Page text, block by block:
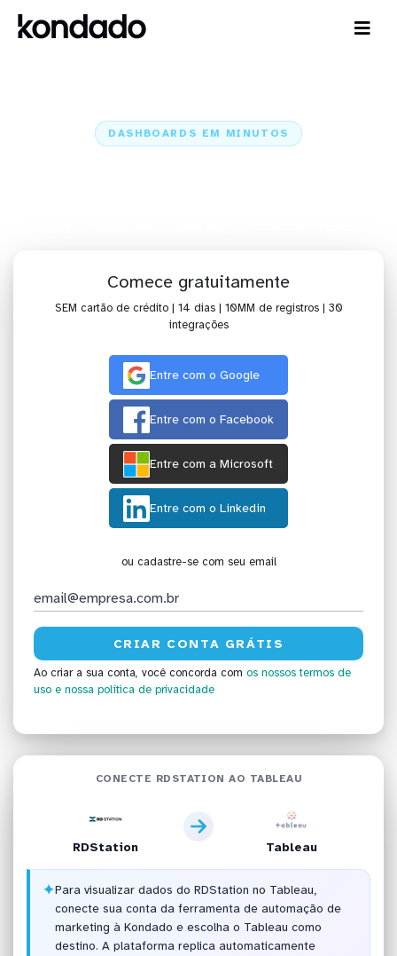
DASHBOARDS EM MINUTOS
Comece gratuitamente
SEM cartão de crédito | 14 dias | 10MM de registros | 30
integrações
Entre com o Google
Entre com o Facebook
Entre com a Microsoft
Entre com o Linkedin
ou cadastre-se com seu email
Ao criar a sua conta, você concorda com os nossos termos de
uso e nossa política de privacidade
CONECTE RDSTATION AO TABLEAU
RDStation Tableau
✦Para visualizar dados do RDStation no Tableau,
conecte sua conta da ferramenta de automação de
marketing à Kondado e escolha o Tableau como
destino. A plataforma replica automaticamente